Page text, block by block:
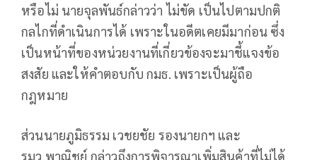
หรือไม่ นายจุลพันธ์กล่าวว่า ไม่ขัด เป็นไปตามปกติ
กลไกที่ดำเนินการได้ เพราะในอดีตเคยมีมาก่อน ซึ่ง
เป็นหน้าที่ของหน่วยงานที่เกี่ยวข้องจะมาชี้แจงข้อ
สงสัย และให้คำตอบกับ กมธ. เพราะเป็นผู้ถือ
กฎหมาย
ส่วนนายภูมิธรรม เวชยชัย รองนายกฯ และ
รมว.พาณิชย์ กล่าวถึงการพิจารณาเพิ่มสินค้าที่ไม่ได้